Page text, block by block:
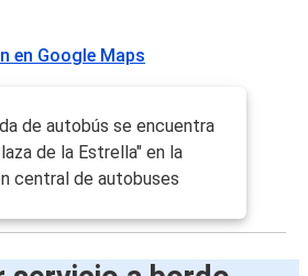
en Google Maps
de autobús se encuentra
de la Estrella" en la
central de autobuses